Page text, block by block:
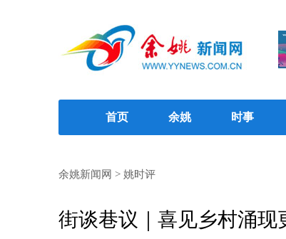
首页 余姚 时事
余姚新闻网 > 姚时评
街谈巷议｜喜见乡村涌现